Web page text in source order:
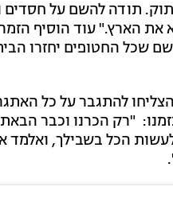
תודה להשם על חסדים
הארץ." עוד הוסיף
שכל החטופים יחזרו
בפעם הראשונה בגיל 43 כתב בזמנו:
הכל בשבילך, ואלמד